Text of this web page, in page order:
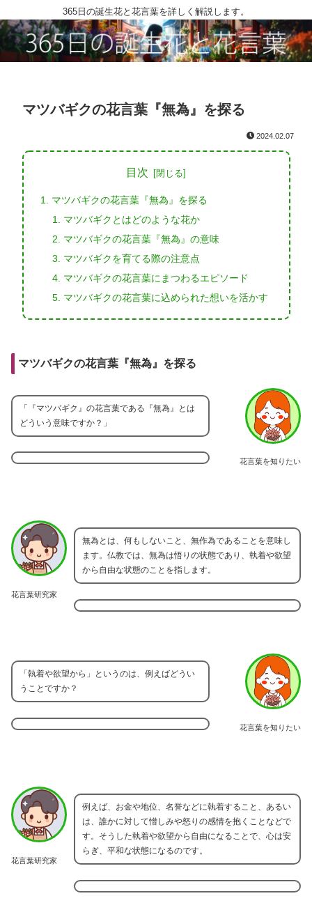
365日の誕生花と花言葉を詳しく解説します。
マツバギクの花言葉『無為』を探る
2024.02.07
目次
マツバギクの花言葉『無為』を探る
マツバギクとはどのような花か
マツバギクの花言葉『無為』の意味
マツバギクを育てる際の注意点
マツバギクの花言葉にまつわるエピソード
マツバギクの花言葉に込められた想いを活かす
マツバギクの花言葉『無為』を探る
花言葉を知りたい
「『マツバギク』の花言葉である『無為』とは
どういう意味ですか？」
花言葉研究家
無為とは、何もしないこと、無作為であることを意味し
ます。仏教では、無為は悟りの状態であり、執着や欲望
から自由な状態のことを指します。
花言葉を知りたい
「執着や欲望から」というのは、例えばどうい
うことですか？
花言葉研究家
例えば、お金や地位、名誉などに執着すること、あるい
は、誰かに対して憎しみや怒りの感情を抱くことなどで
す。そうした執着や欲望から自由になることで、心は安
らぎ、平和な状態になるのです。